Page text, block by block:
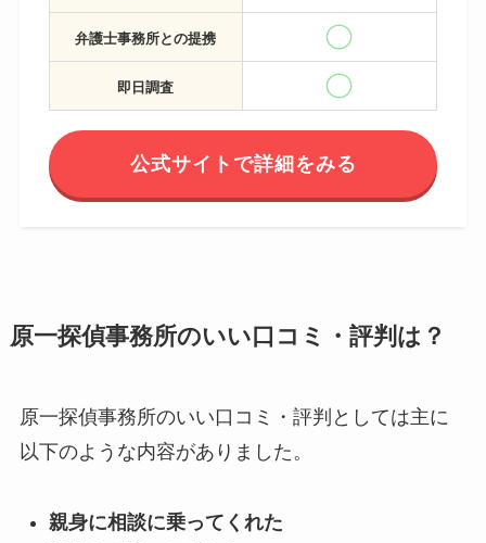
弁護士事務所との提携
即日調査
公式サイトで詳細をみる
原一探偵事務所のいい口コミ・評判は？
原一探偵事務所のいい口コミ・評判としては主に
以下のような内容がありました。
親身に相談に乗ってくれた